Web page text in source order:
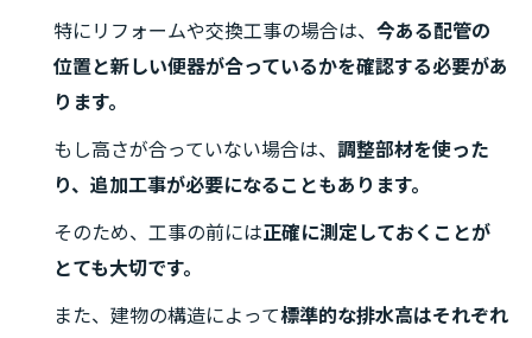
特にリフォームや交換工事の場合は、 今ある配管の
位置と新しい便器が合っているかを確認する必要があ
ります。
もし高さが合っていない場合は、 調整部材を使った
り、追加工事が必要になることもあります。
そのため、工事の前には正確に測定しておくことが
とても大切です。
また、建物の構造によって標準的な排水高はそれぞれ